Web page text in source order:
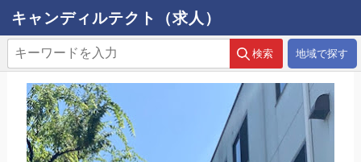
キャンディルテクト（求人）
地域で探す